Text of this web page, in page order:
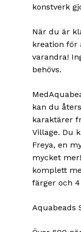
konstverk
När du är
kreation för
varandra!
behövs.
kan du
karaktärer
Village. Du
Freya, en
mycket
komplett
färger och
Aquabeads